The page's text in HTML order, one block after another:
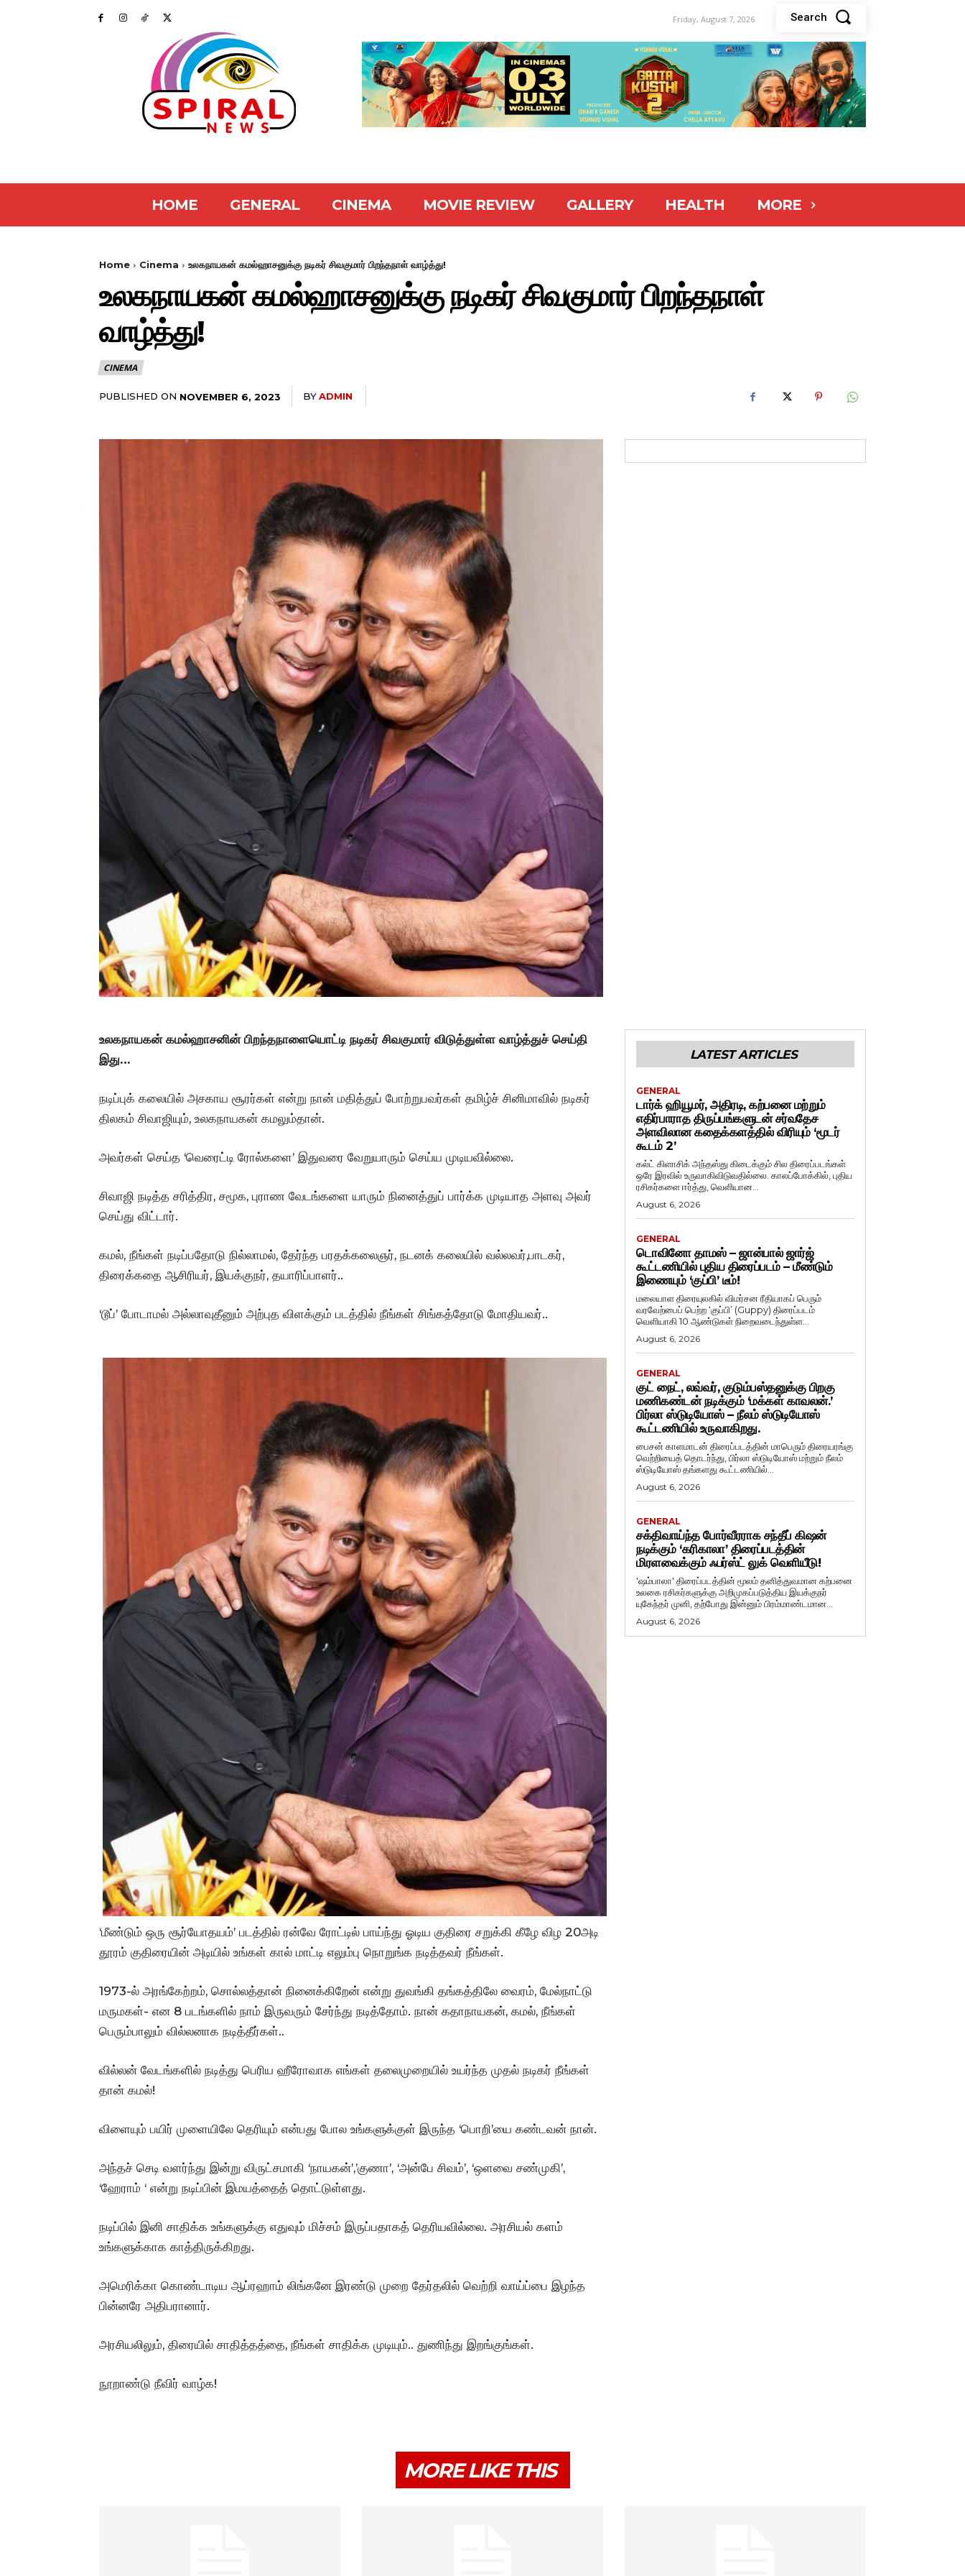
Friday, August 7, 2026 Search
HOME GENERAL CINEMA MOVIE REVIEW GALLERY HEALTH MORE
Home Cinema உலகநாயகன் கமல்ஹாசனுக்கு நடிகர் சிவகுமார் பிறந்தநாள் வாழ்த்து!
உலகநாயகன் கமல்ஹாசனுக்கு நடிகர் சிவகுமார் பிறந்தநாள்
வாழ்த்து!
CINEMA
PUBLISHED ON NOVEMBER 6, 2023 BYADMIN
உலகநாயகன் கமல்ஹாசனின் பிறந்தநாளையொட்டி நடிகர் சிவகுமார் விடுத்துள்ள வாழ்த்துச் செய்தி
இது…
நடிப்புக் கலையில் அசகாய சூரர்கள் என்று நான் மதித்துப் போற்றுபவர்கள் தமிழ்ச் சினிமாவில் நடிகர்
திலகம் சிவாஜியும், உலகநாயகன் கமலும்தான்.
அவர்கள் செய்த ‘வெரைட்டி ரோல்களை’ இதுவரை வேறுயாரும் செய்ய முடியவில்லை.
சிவாஜி நடித்த சரித்திர, சமூக, புராண வேடங்களை யாரும் நினைத்துப் பார்க்க முடியாத அளவு அவர்
செய்து விட்டார்.
கமல், நீங்கள் நடிப்பதோடு நில்லாமல், தேர்ந்த பரதக்கலைஞர், நடனக் கலையில் வல்லவர்,பாடகர்,
திரைக்கதை ஆசிரியர், இயக்குநர், தயாரிப்பாளர்..
‘டூப்’ போடாமல் அல்லாவுதீனும் அற்புத விளக்கும் படத்தில் நீங்கள் சிங்கத்தோடு மோதியவர்..
‘மீண்டும் ஒரு சூர்யோதயம்’ படத்தில் ரன்வே ரோட்டில் பாய்ந்து ஓடிய குதிரை சறுக்கி கீழே விழ 20அடி
தூரம் குதிரையின் அடியில் உங்கள் கால் மாட்டி எலும்பு நொறுங்க நடித்தவர் நீங்கள்.
1973-ல் அரங்கேற்றம், சொல்லத்தான் நினைக்கிறேன் என்று துவங்கி தங்கத்திலே வைரம், மேல்நாட்டு
மருமகள்- என 8 படங்களில் நாம் இருவரும் சேர்ந்து நடித்தோம். நான் கதாநாயகன், கமல், நீங்கள்
பெரும்பாலும் வில்லனாக நடித்தீர்கள்..
வில்லன் வேடங்களில் நடித்து பெரிய ஹீரோவாக எங்கள் தலைமுறையில் உயர்ந்த முதல் நடிகர் நீங்கள்
தான் கமல்!
விளையும் பயிர் முளையிலே தெரியும் என்பது போல உங்களுக்குள் இருந்த ‘பொறி’யை கண்டவன் நான்.
அந்தச் செடி வளர்ந்து இன்று விருட்சமாகி ‘நாயகன்’,’குணா’, ‘அன்பே சிவம்’, ‘ஒளவை சண்முகி’,
‘ஹேராம் ‘ என்று நடிப்பின் இமயத்தைத் தொட்டுள்ளது.
நடிப்பில் இனி சாதிக்க உங்களுக்கு எதுவும் மிச்சம் இருப்பதாகத் தெரியவில்லை. அரசியல் களம்
உங்களுக்காக காத்திருக்கிறது.
அமெரிக்கா கொண்டாடிய ஆப்ரஹாம் லிங்கனே இரண்டு முறை தேர்தலில் வெற்றி வாய்ப்பை இழந்த
பின்னரே அதிபரானார்.
அரசியலிலும், திரையில் சாதித்தத்தை, நீங்கள் சாதிக்க முடியும்.. துணிந்து இறங்குங்கள்.
நூறாண்டு நீவிர் வாழ்க!
LATEST ARTICLES
GENERAL
டார்க் ஹியூமர், அதிரடி, கற்பனை மற்றும்
எதிர்பாராத திருப்பங்களுடன் சர்வதேச
அளவிலான கதைக்களத்தில் விரியும் ‘மூடர்
கூடம் 2’
கல்ட் கிளாசிக் அந்தஸ்து கிடைக்கும் சில திரைப்படங்கள்
ஒரே இரவில் உருவாகிவிடுவதில்லை. காலப்போக்கில், புதிய
ரசிகர்களை ஈர்த்து, வெளியான...
August 6, 2026
GENERAL
டொவினோ தாமஸ் – ஜான்பால் ஜார்ஜ்
கூட்டணியில் புதிய திரைப்படம் – மீண்டும்
இணையும் ‘குப்பி’ டீம்!
மலையாள திரையுலகில் விமர்சன ரீதியாகப் பெரும்
வரவேற்பைப் பெற்ற ‘குப்பி’ (Guppy) திரைப்படம்
வெளியாகி 10 ஆண்டுகள் நிறைவடைந்துள்ள...
August 6, 2026
GENERAL
குட் நைட், லவ்வர், குடும்பஸ்தனுக்கு பிறகு
மணிகண்டன் நடிக்கும் ‘மக்கள் காவலன்.’
பிர்லா ஸ்டுடியோஸ் – நீலம் ஸ்டுடியோஸ்
கூட்டணியில் உருவாகிறது.
பைசன் காளமாடன் திரைப்படத்தின் மாபெரும் திரையரங்கு
வெற்றியைத் தொடர்ந்து, பிர்லா ஸ்டுடியோஸ் மற்றும் நீலம்
ஸ்டுடியோஸ் தங்களது கூட்டணியில்...
August 6, 2026
GENERAL
சக்திவாய்ந்த போர்வீரராக சந்தீப் கிஷன்
நடிக்கும் ‘கரிகாலா’ திரைப்படத்தின்
மிரளவைக்கும் ஃபர்ஸ்ட் லுக் வெளியீடு!
'ஷம்பாலா' திரைப்படத்தின் மூலம் தனித்துவமான கற்பனை
உலகை ரசிகர்களுக்கு அறிமுகப்படுத்திய இயக்குநர்
யுகேந்தர் முனி, தற்போது இன்னும் பிரம்மாண்டமான...
August 6, 2026
MORE LIKE THIS